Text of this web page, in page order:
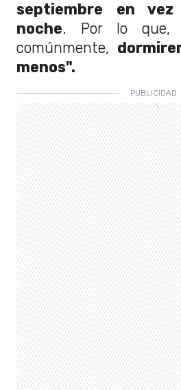
septiembre en
noche. Por lo que,
comúnmente,
menos".